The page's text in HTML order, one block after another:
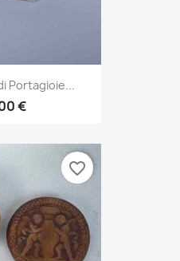
Portagioie...
€
favorite_border